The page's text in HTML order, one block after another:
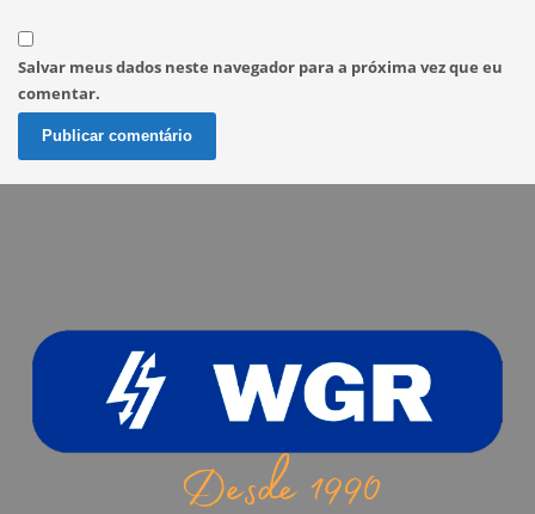
Salvar meus dados neste navegador para a próxima vez que eu
comentar.